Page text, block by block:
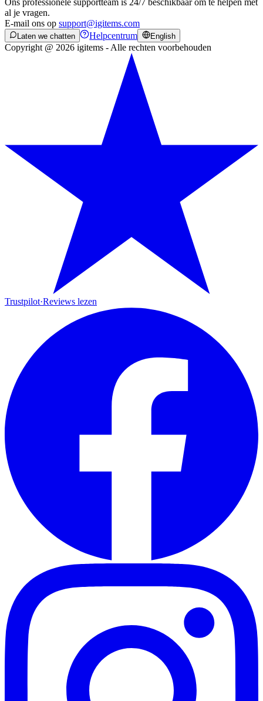
Ons professionele supportteam is 24/7 beschikbaar om te helpen met
al je vragen.
E-mail ons op support@igitems.com
Laten we chatten Helpcentrum English
Copyright @ 2026 igitems - Alle rechten voorbehouden
Trustpilot·Reviews lezen